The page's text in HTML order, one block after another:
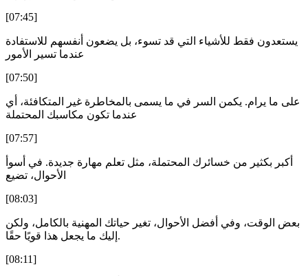
[07:45]
يستعدون فقط للأشياء التي قد تسوء، بل يضعون أنفسهم للاستفادة
عندما تسير الأمور
[07:50]
على ما يرام. يكمن السر في ما يسمى بالمخاطرة غير المتكافئة، أي
عندما تكون مكاسبك المحتملة
[07:57]
أكبر بكثير من خسائرك المحتملة، مثل تعلم مهارة جديدة. في أسوأ
الأحوال، تضيع
[08:03]
بعض الوقت، وفي أفضل الأحوال، تغير حياتك المهنية بالكامل، ولكن
إليك ما يجعل هذا قويًا حقًا.
[08:11]